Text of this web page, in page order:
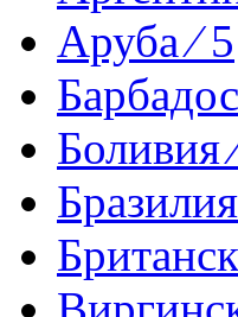
Аруба ⁄ 5
Боливия